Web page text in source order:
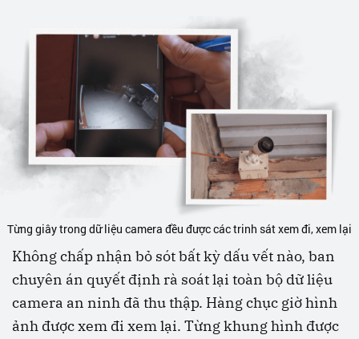
Từng giây trong dữ liệu camera đều được các trinh sát xem đi, xem lại
Không chấp nhận bỏ sót bất kỳ dấu vết nào, ban
chuyên án quyết định rà soát lại toàn bộ dữ liệu
camera an ninh đã thu thập. Hàng chục giờ hình
ảnh được xem đi xem lại. Từng khung hình được